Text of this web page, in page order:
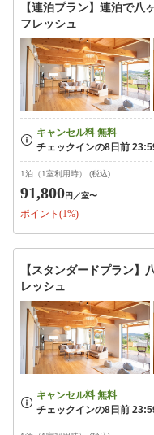
【連泊プラン】連泊で
フレッシュ
1泊（1室利用時） (税込)
91,800円 ／室〜
ポイント(1%)
【スタンダードプラン
レッシュ